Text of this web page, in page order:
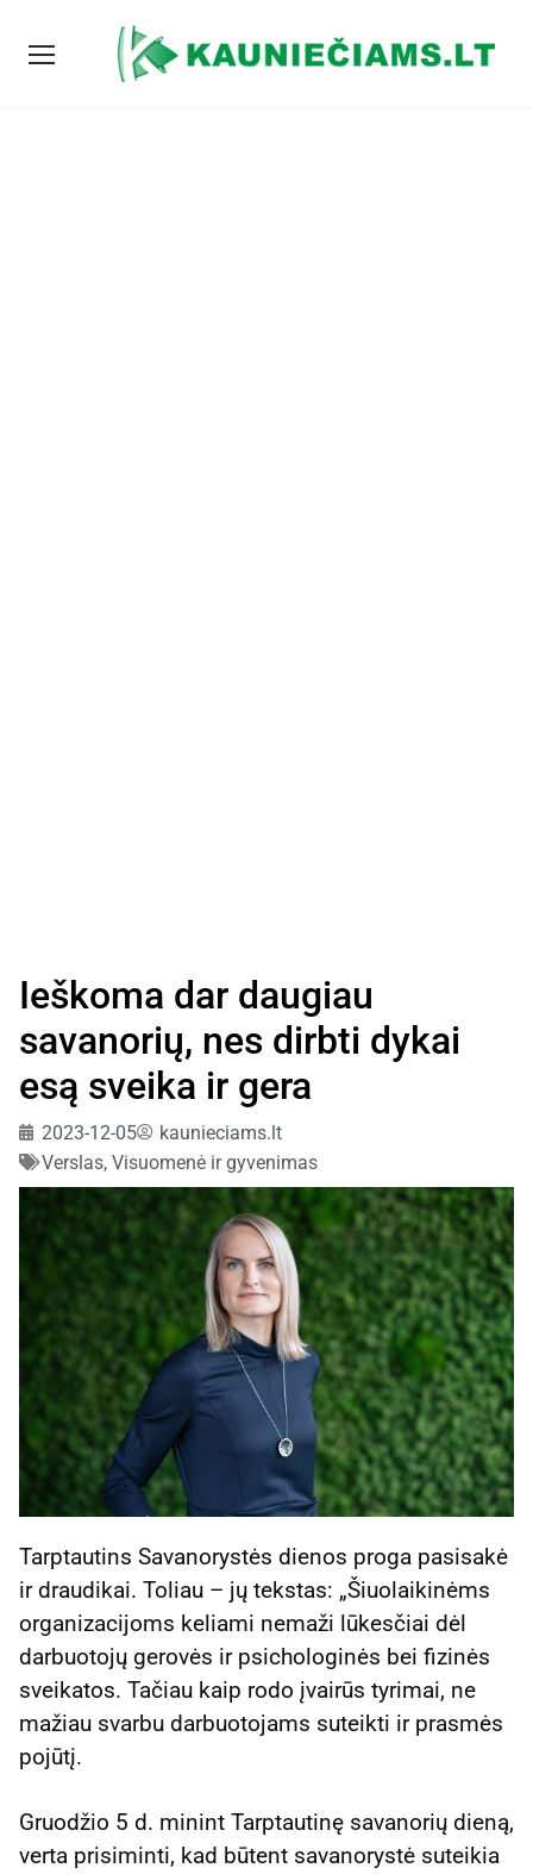
Ieškoma dar daugiau
savanorių, nes dirbti dykai
esą sveika ir gera
2023-12-05
kaunieciams.lt
Verslas, Visuomenė ir gyvenimas
Tarptautins Savanorystės dienos proga pasisakė
ir draudikai. Toliau – jų tekstas: „Šiuolaikinėms
organizacijoms keliami nemaži lūkesčiai dėl
darbuotojų gerovės ir psichologinės bei fizinės
sveikatos. Tačiau kaip rodo įvairūs tyrimai, ne
mažiau svarbu darbuotojams suteikti ir prasmės
pojūtį.
Gruodžio 5 d. minint Tarptautinę savanorių dieną,
verta prisiminti, kad būtent savanorystė suteikia